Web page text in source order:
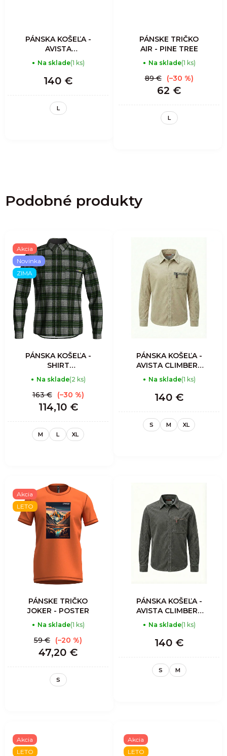
PÁNSKA KOŠEĽA -
AVISTA
MOUNTAIN
CLIMBER'S SHIRT
MAN-SCOTTISH
RED
Na sklade(1 ks)
140 €
L
PÁNSKE TRIČKO
AIR - PINE TREE
Na sklade(1 ks)
62 €
89 € (–30 %)
L
Podobné produkty
Akcia
Novinka
ZIMA
PÁNSKA KOŠEĽA -
SHIRT
LUMBERJACK -
SCOTTISH GRAY
Na sklade(2 ks)
114,10 €
163 € (–30 %)
M L XL
PÁNSKA KOŠEĽA -
AVISTA CLIMBERS
SHIRT MAN-
CORDUROY
ALMOND
Na sklade(1 ks)
140 €
S M XL
Akcia
LETO
PÁNSKE TRIČKO
JOKER - POSTER
Na sklade(1 ks)
47,20 €
59 € (–20 %)
S
PÁNSKA KOŠEĽA -
AVISTA CLIMBERS
SHIRT MAN-
CORDUROY IRON
Na sklade(1 ks)
140 €
S M
Akcia
LETO
Akcia
LETO